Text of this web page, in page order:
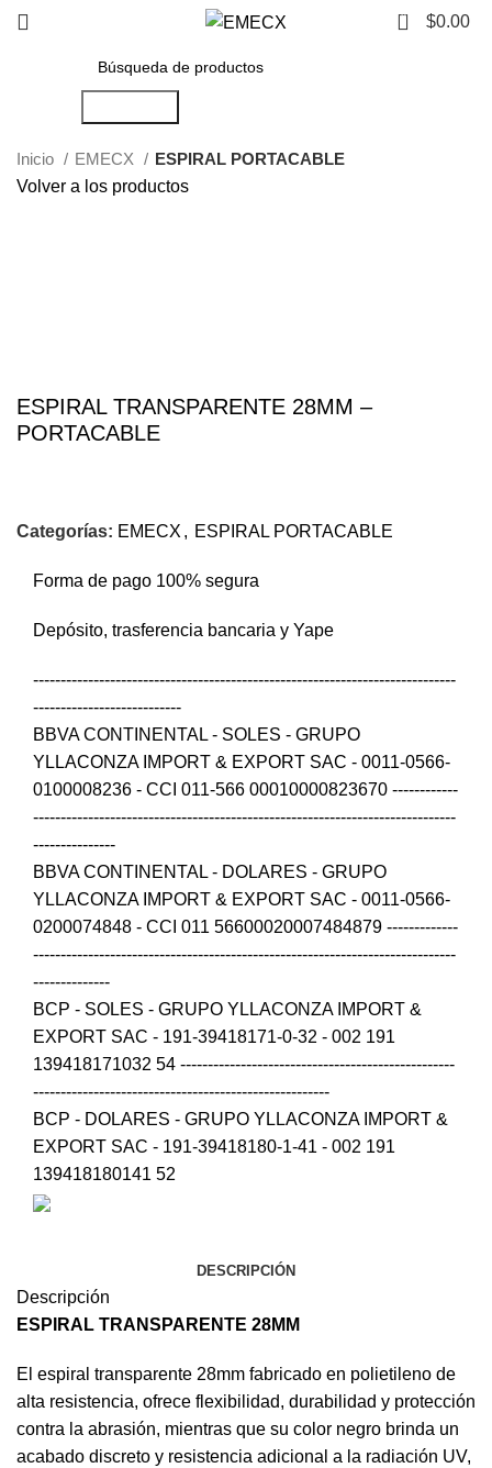
0 $0.00
Inicio EMECX
ESPIRAL PORTACABLE
Volver a los productos
ESPIRAL TRANSPARENTE 28MM –
PORTACABLE
Categorías: EMECX , ESPIRAL PORTACABLE
Forma de pago 100% segura
Depósito, trasferencia bancaria y Yape
-----------------------------------------------------------------------------
---------------------------
BBVA CONTINENTAL - SOLES - GRUPO
YLLACONZA IMPORT & EXPORT SAC - 0011-0566-
0100008236 - CCI 011-566 00010000823670 ------------
-----------------------------------------------------------------------------
---------------
BBVA CONTINENTAL - DOLARES - GRUPO
YLLACONZA IMPORT & EXPORT SAC - 0011-0566-
0200074848 - CCI 011 56600020007484879 -------------
-----------------------------------------------------------------------------
--------------
BCP - SOLES - GRUPO YLLACONZA IMPORT &
EXPORT SAC - 191-39418171-0-32 - 002 191
139418171032 54 --------------------------------------------------
------------------------------------------------------
BCP - DOLARES - GRUPO YLLACONZA IMPORT &
EXPORT SAC - 191-39418180-1-41 - 002 191
139418180141 52
DESCRIPCIÓN
Descripción
ESPIRAL TRANSPARENTE 28MM
El espiral transparente 28mm fabricado en polietileno de
alta resistencia, ofrece flexibilidad, durabilidad y protección
contra la abrasión, mientras que su color negro brinda un
acabado discreto y resistencia adicional a la radiación UV,